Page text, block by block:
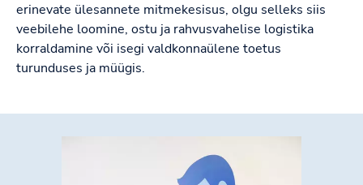
erinevate ülesannete mitmekesisus, olgu selleks siis
veebilehe loomine, ostu ja rahvusvahelise logistika
korraldamine või isegi valdkonnaülene toetus
turunduses ja müügis.